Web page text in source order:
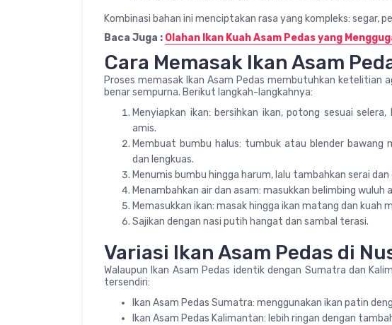
Kombinasi bahan ini menciptakan rasa yang kompleks: segar,
Baca Juga : Olahan Ikan Kuah Asam Pedas yang
Cara Memasak Ikan Asam
Proses memasak Ikan Asam Pedas membutuhkan ketelitian
benar sempurna. Berikut langkah-langkahnya:
Menyiapkan ikan: bersihkan ikan, potong sesuai
amis.
Membuat bumbu halus: tumbuk atau blender bawang
dan lengkuas.
Menumis bumbu hingga harum, lalu tambahkan serai dan
Menambahkan air dan asam: masukkan belimbing wuluh
Memasukkan ikan: masak hingga ikan matang dan kuah
Sajikan dengan nasi putih hangat dan sambal terasi.
Variasi Ikan Asam Pedas di
Walaupun Ikan Asam Pedas identik dengan Sumatra dan
tersendiri:
Ikan Asam Pedas Sumatra: menggunakan ikan patin
Ikan Asam Pedas Kalimantan: lebih ringan dengan